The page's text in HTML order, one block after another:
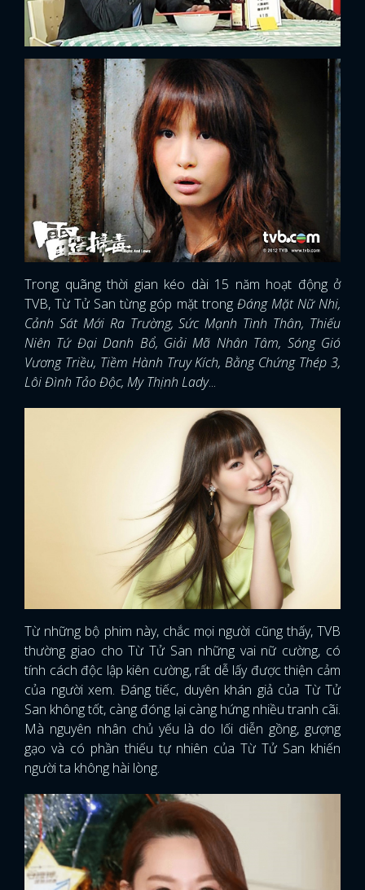
Trong quãng thời gian kéo dài 15 năm hoạt động ở
TVB, Từ Tử San từng góp mặt trong Đáng Mặt Nữ Nhi,
Cảnh Sát Mới Ra Trường, Sức Mạnh Tình Thân, Thiếu
Niên Tứ Đại Danh Bổ, Giải Mã Nhân Tâm, Sóng Gió
Vương Triều, Tiềm Hành Truy Kích, Bằng Chứng Thép 3,
Lôi Đình Tảo Độc, My Thịnh Lady...
Từ những bộ phim này, chắc mọi người cũng thấy, TVB
thường giao cho Từ Tử San những vai nữ cường, có
tính cách độc lập kiên cường, rất dễ lấy được thiện cảm
của người xem. Đáng tiếc, duyên khán giả của Từ Tử
San không tốt, càng đóng lại càng hứng nhiều tranh cãi.
Mà nguyên nhân chủ yếu là do lối diễn gồng, gượng
gạo và có phần thiếu tự nhiên của Từ Tử San khiến
người ta không hài lòng.